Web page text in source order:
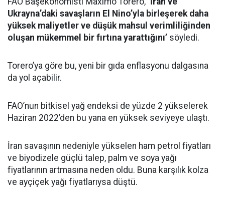
Ukrayna’daki savaşların El Nino’yla birleşerek daha
yüksek maliyetler ve düşük mahsul verimliliğinden
oluşan mükemmel bir fırtına yarattığını’ söyledi.
Torero’ya göre bu, yeni bir gıda enflasyonu dalgasına
da yol açabilir.
FAO’nun bitkisel yağ endeksi de yüzde 2 yükselerek
Haziran 2022’den bu yana en yüksek seviyeye ulaştı.
İran savaşının nedeniyle yükselen ham petrol fiyatları
ve biyodizele güçlü talep, palm ve soya yağı
fiyatlarının artmasına neden oldu. Buna karşılık kolza
ve ayçiçek yağı fiyatlarıysa düştü.